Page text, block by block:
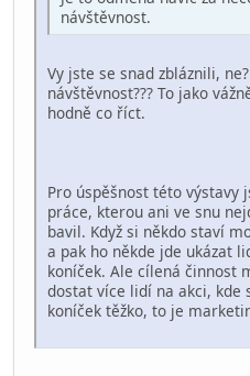
návštěvnost.
Vy jste se snad zbláznili,
návštěvnost??? To jako
hodně co říct.
Pro úspěšnost této výstavy
práce, kterou ani ve snu
bavil. Když si někdo staví
a pak ho někde jde ukázat
koníček. Ale cílená činnost
dostat více lidí na akci, kde
koníček těžko, to je